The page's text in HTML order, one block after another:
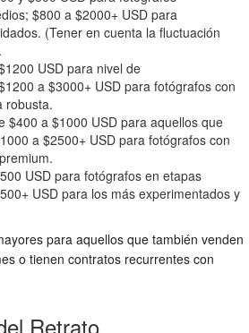
$800 a $2000+ USD para
(Tener en cuenta la fluctuación
USD para nivel de
a $3000+ USD para fotógrafos con
robusta.
$400 a $1000 USD para aquellos que
a $2500+ USD para fotógrafos con
USD para fotógrafos en etapas
USD para los más experimentados y
para aquellos que también venden
o tienen contratos recurrentes con
Retrato